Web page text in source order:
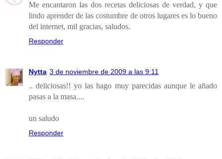
Me encantaron las dos recetas deliciosas de verdad, y que
lindo aprender de las costumbre de otros lugares es lo bueno
del internet, mil gracias, saludos.
Responder
Nytta 3 de noviembre de 2009 a las 9:11
.. deliciosas!! yo las hago muy parecidas aunque le añado
pasas a la masa....
un saludo
Responder